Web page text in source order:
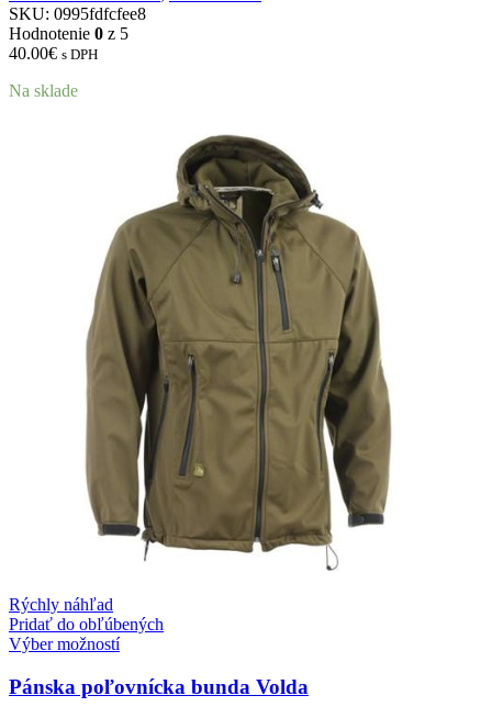
SKU: 0995fdfcfee8
Hodnotenie 0 z 5
40.00€ s DPH
Na sklade
Rýchly náhľad
Pridať do obľúbených
Výber možností
Pánska poľovnícka bunda Volda